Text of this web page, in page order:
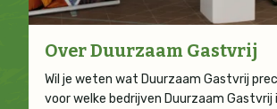
Over Duurzaam Gastvrij
Wil je weten wat Duurzaam Gastvrij
voor welke bedrijven Duurzaam Gastvrij